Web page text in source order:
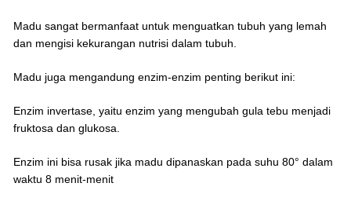
Madu sangat bermanfaat untuk menguatkan tubuh yang lemah
dan mengisi kekurangan nutrisi dalam tubuh.
Madu juga mengandung enzim-enzim penting berikut ini:
Enzim invertase, yaitu enzim yang mengubah gula tebu menjadi
fruktosa dan glukosa.
Enzim ini bisa rusak jika madu dipanaskan pada suhu 80° dalam
waktu 8 menit-menit